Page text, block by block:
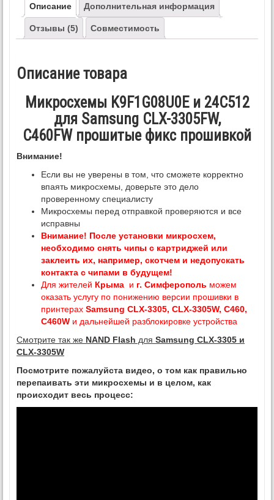
Описание Дополнительная информация
Отзывы (5) Совместимость
Описание товара
Микросхемы K9F1G08U0E и 24C512
для Samsung CLX-3305FW,
C460FW прошитые фикс прошивкой
Внимание!
Если вы не уверены в том, что сможете корректно
впаять микросхемы, доверьте это дело
проверенному специалисту
Микросхемы перед отправкой проверяются и все
исправны
Внимание! После установки микросхем,
необходимо снять чипы с картриджей или
заклеить их, например, скотчем и недопускать
контакта с чипами в будущем!
Для жителей Крыма и г. Симферополь можем
оказать услугу по понижению версии прошивки в
принтерах Samsung CLX-3305, CLX-3305W, C460,
C460W и дальнейшей разблокировке устройства
Смотрите так же NAND Flash для Samsung CLX-3305 и
CLX-3305W
Посмотрите пожалуйста видео, о том как правильно
перепаивать эти микросхемы и в целом, как
происходит весь процесс: